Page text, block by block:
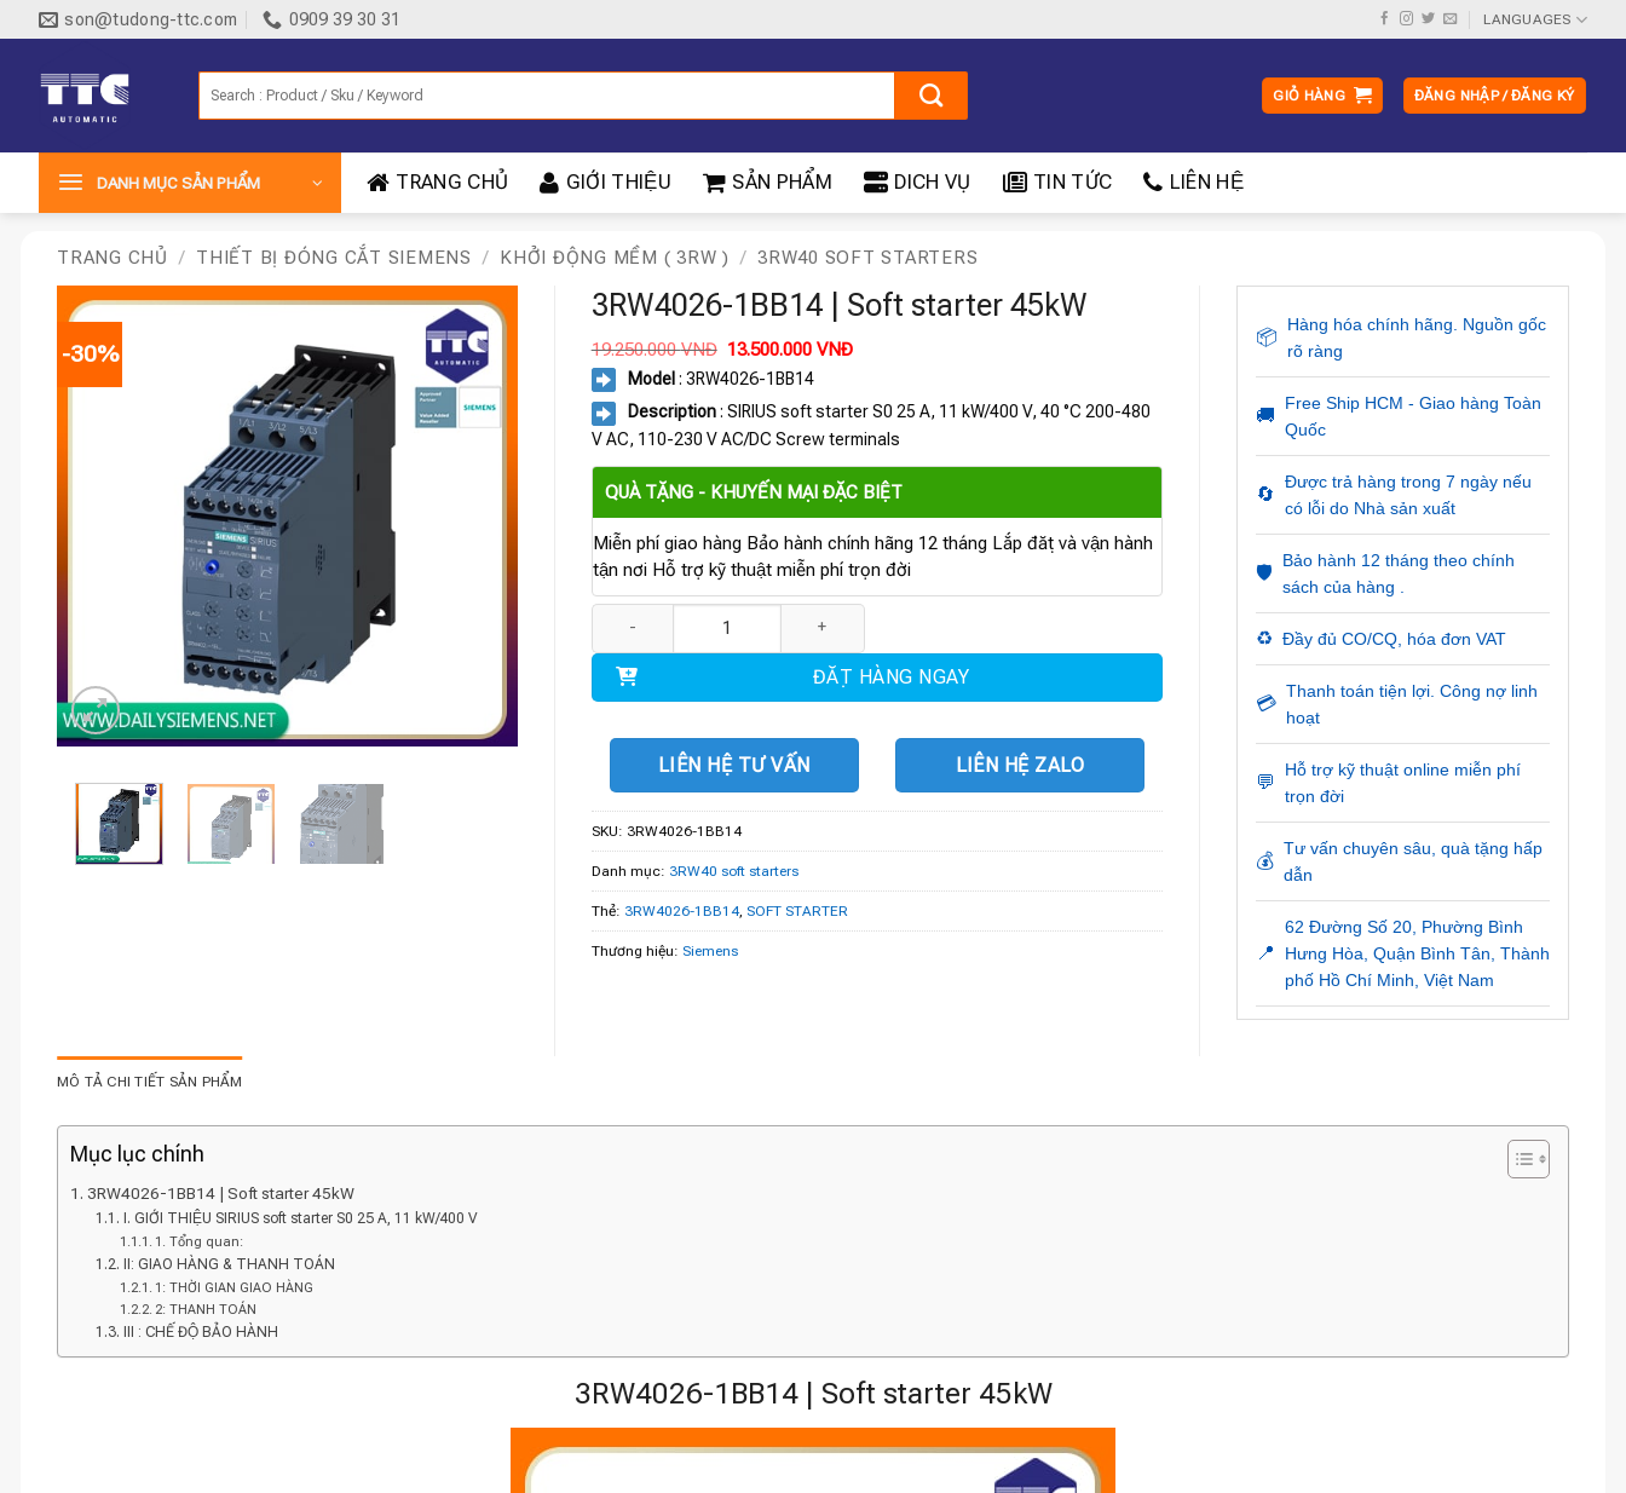
qua
son@tudong-ttc.com 0909 39 30 31 LANGUAGES
GIỎ HÀNG ĐĂNG NHẬP / ĐĂNG KÝ
DANH MỤC SẢN PHẨM TRANG CHỦ GIỚI THIỆU SẢN PHẨM DICH VỤ TIN TỨC LIÊN HỆ
TRANG CHỦ / THIẾT BỊ ĐÓNG CẮT SIEMENS / KHỞI ĐỘNG MỀM ( 3RW ) / 3RW40 SOFT STARTERS
-30%
3RW4026-1BB14 | Soft starter 45kW
19.250.000VNĐ Giá
gốc
là:
19.250.000 VNĐ.
13.500.000VNĐGiá
là:
13.500.000 VNĐ.
Model : 3RW4026-1BB14
Description: SIRIUS soft starter S0 25 A, 11 kW/400 V, 40 °C 200-480
V AC, 110-230 V AC/DC Screw terminals
QUÀ TẶNG - KHUYẾN MẠI ĐẶC BIỆT
Miễn phí giao hàng Bảo hành chính hãng 12 tháng Lắp đặt và vận hành
tận nơi Hỗ trợ kỹ thuật miễn phí trọn đời
ĐẶT HÀNG NGAY
LIÊN HỆ TƯ VẤN LIÊN HỆ ZALO
SKU: 3RW4026-1BB14
Danh mục: 3RW40 soft starters
Thẻ: 3RW4026-1BB14, SOFT STARTER
Thương hiệu: Siemens
📦
Hàng hóa chính hãng. Nguồn gốc
rõ ràng
🚚
Free Ship HCM - Giao hàng Toàn
Quốc
🔄
Được trả hàng trong 7 ngày nếu
có lỗi do Nhà sản xuất
🛡️
Bảo hành 12 tháng theo chính
sách của hàng .
♻️ Đầy đủ CO/CQ, hóa đơn VAT
💳
Thanh toán tiện lợi. Công nợ linh
hoạt
💬
Hỗ trợ kỹ thuật online miễn phí
trọn đời
💰
Tư vấn chuyên sâu, quà tặng hấp
dẫn
📍
62 Đường Số 20, Phường Bình
Hưng Hòa, Quận Bình Tân, Thành
phố Hồ Chí Minh, Việt Nam
MÔ TẢ CHI TIẾT SẢN PHẨM
Mục lục chính
3RW4026-1BB14 | Soft starter 45kW
I. GIỚI THIỆU SIRIUS soft starter S0 25 A, 11 kW/400 V
1. Tổng quan:
II: GIAO HÀNG & THANH TOÁN
1: THỜI GIAN GIAO HÀNG
2: THANH TOÁN
III : CHẾ ĐỘ BẢO HÀNH
3RW4026-1BB14 | Soft starter 45kW